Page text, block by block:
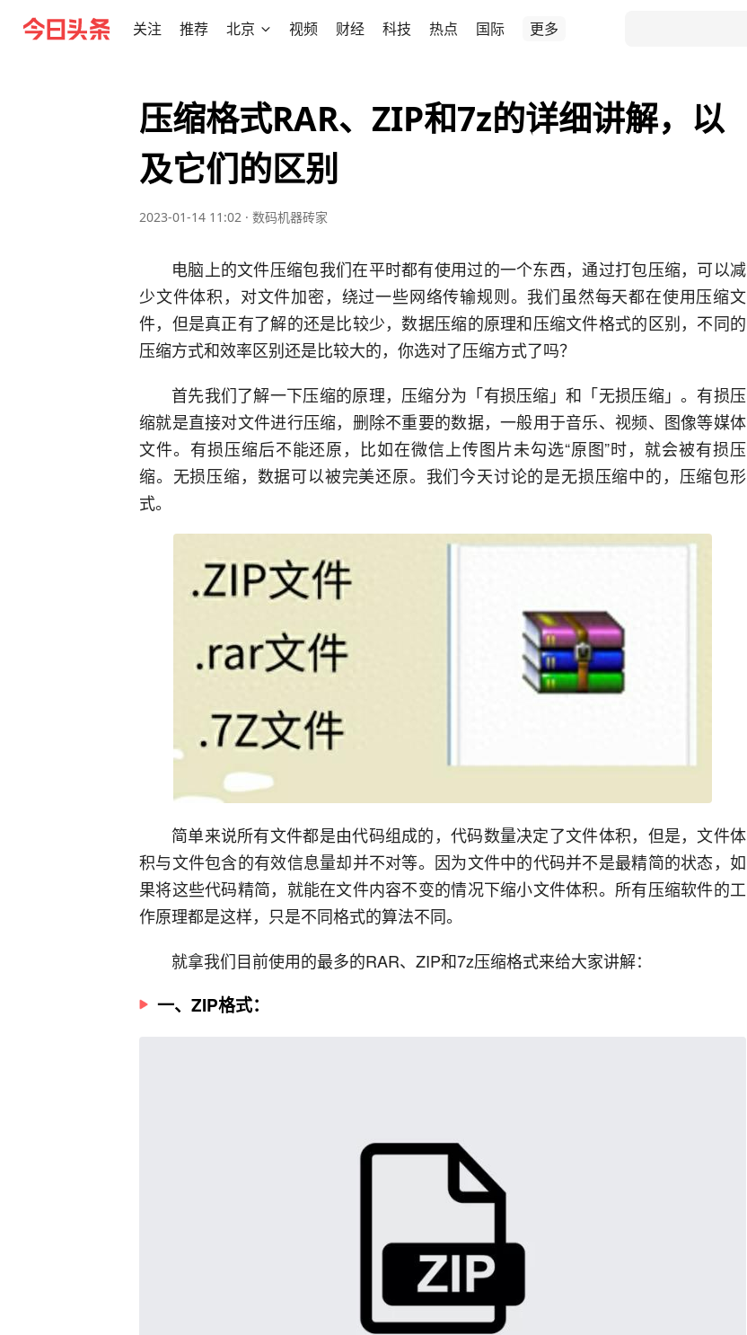
关注 推荐 北京 视频 财经 科技 热点 国际 更多
压缩格式RAR、ZIP和7z的详细讲解，以
及它们的区别
2023-01-14 11:02 · 数码机器砖家
电脑上的文件压缩包我们在平时都有使用过的一个东西，通过打包压缩，可以减
少文件体积，对文件加密，绕过一些网络传输规则。我们虽然每天都在使用压缩文
件，但是真正有了解的还是比较少，数据压缩的原理和压缩文件格式的区别，不同的
压缩方式和效率区别还是比较大的，你选对了压缩方式了吗？
首先我们了解一下压缩的原理，压缩分为「有损压缩」和「无损压缩」。有损压
缩就是直接对文件进行压缩，删除不重要的数据，一般用于音乐、视频、图像等媒体
文件。有损压缩后不能还原，比如在微信上传图片未勾选“原图”时，就会被有损压
缩。无损压缩，数据可以被完美还原。我们今天讨论的是无损压缩中的，压缩包形
式。
简单来说所有文件都是由代码组成的，代码数量决定了文件体积，但是，文件体
积与文件包含的有效信息量却并不对等。因为文件中的代码并不是最精简的状态，如
果将这些代码精简，就能在文件内容不变的情况下缩小文件体积。所有压缩软件的工
作原理都是这样，只是不同格式的算法不同。
就拿我们目前使用的最多的RAR、ZIP和7z压缩格式来给大家讲解：
一、ZIP格式：